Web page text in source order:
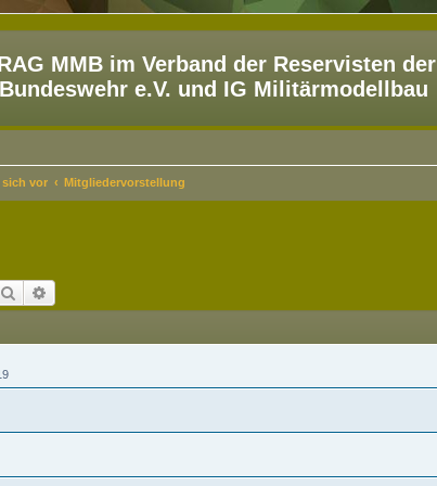
MMB im Verband der Reservisten der
e.V. und IG Militärmodellbau
sich vor Mitgliedervorstellung
Suche